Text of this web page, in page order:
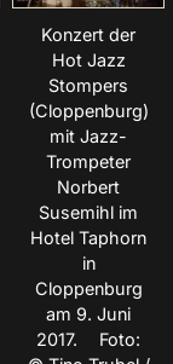
Konzert der
Hot Jazz
Stompers
(Cloppenburg)
mit Jazz-
Trompeter
Norbert
Susemihl im
Hotel Taphorn
in
Cloppenburg
am 9. Juni
2017. Foto: